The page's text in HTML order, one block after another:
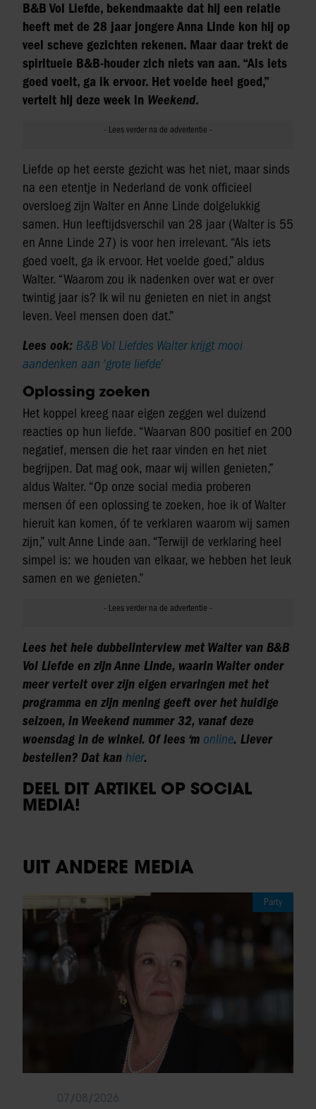
B&B Vol Liefde, bekendmaakte dat hij een relatie
heeft met de 28 jaar jongere Anna Linde kon hij op
veel scheve gezichten rekenen. Maar daar trekt de
spirituele B&B-houder zich niets van aan. “Als iets
goed voelt, ga ik ervoor. Het voelde heel goed,”
vertelt hij deze week in Weekend.
Liefde op het eerste gezicht was het niet, maar sinds
na een etentje in Nederland de vonk officieel
oversloeg zijn Walter en Anne Linde dolgelukkig
samen. Hun leeftijdsverschil van 28 jaar (Walter is 55
en Anne Linde 27) is voor hen irrelevant. “Als iets
goed voelt, ga ik ervoor. Het voelde goed,” aldus
Walter. “Waarom zou ik nadenken over wat er over
twintig jaar is? Ik wil nu genieten en niet in angst
leven. Veel mensen doen dat.”
Lees ook: B&B Vol Liefdes Walter krijgt mooi
aandenken aan ‘grote liefde’
Oplossing zoeken
Het koppel kreeg naar eigen zeggen wel duizend
reacties op hun liefde. “Waarvan 800 positief en 200
negatief, mensen die het raar vinden en het niet
begrijpen. Dat mag ook, maar wij willen genieten,”
aldus Walter. “Op onze social media proberen
mensen óf een oplossing te zoeken, hoe ik of Walter
hieruit kan komen, óf te verklaren waarom wij samen
zijn,” vult Anne Linde aan. “Terwijl de verklaring heel
simpel is: we houden van elkaar, we hebben het leuk
samen en we genieten.”
Lees het hele dubbelinterview met Walter van B&B
Vol Liefde en zijn Anne Linde, waarin Walter onder
meer vertelt over zijn eigen ervaringen met het
programma en zijn mening geeft over het huidige
seizoen, in Weekend nummer 32, vanaf deze
woensdag in de winkel. Of lees ‘m online. Liever
bestellen? Dat kan hier.
DEEL DIT ARTIKEL OP SOCIAL
MEDIA!
UIT ANDERE MEDIA
Party